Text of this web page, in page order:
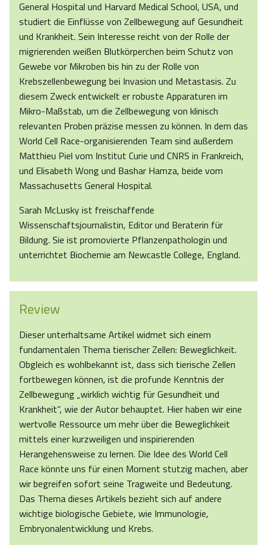
General Hospital und Harvard Medical School, USA, und
studiert die Einflüsse von Zellbewegung auf Gesundheit
und Krankheit. Sein Interesse reicht von der Rolle der
migrierenden weißen Blutkörperchen beim Schutz von
Gewebe vor Mikroben bis hin zu der Rolle von
Krebszellenbewegung bei Invasion und Metastasis. Zu
diesem Zweck entwickelt er robuste Apparaturen im
Mikro-Maßstab, um die Zellbewegung von klinisch
relevanten Proben präzise messen zu können. In dem das
World Cell Race-organisierenden Team sind außerdem
Matthieu Piel vom Institut Curie und CNRS in Frankreich,
und Elisabeth Wong und Bashar Hamza, beide vom
Massachusetts General Hospital.
Sarah McLusky ist freischaffende
Wissenschaftsjournalistin, Editor und Beraterin für
Bildung. Sie ist promovierte Pflanzenpathologin und
unterrichtet Biochemie am Newcastle College, England.
Review
Dieser unterhaltsame Artikel widmet sich einem
fundamentalen Thema tierischer Zellen: Beweglichkeit.
Obgleich es wohlbekannt ist, dass sich tierische Zellen
fortbewegen können, ist die profunde Kenntnis der
Zellbewegung „wirklich wichtig für Gesundheit und
Krankheit“, wie der Autor behauptet. Hier haben wir eine
wertvolle Ressource um mehr über die Beweglichkeit
mittels einer kurzweiligen und inspirierenden
Herangehensweise zu lernen. Die Idee des World Cell
Race könnte uns für einen Moment stutzig machen, aber
wir begreifen sofort seine Tragweite und Bedeutung.
Das Thema dieses Artikels bezieht sich auf andere
wichtige biologische Gebiete, wie Immunologie,
Embryonalentwicklung und Krebs.